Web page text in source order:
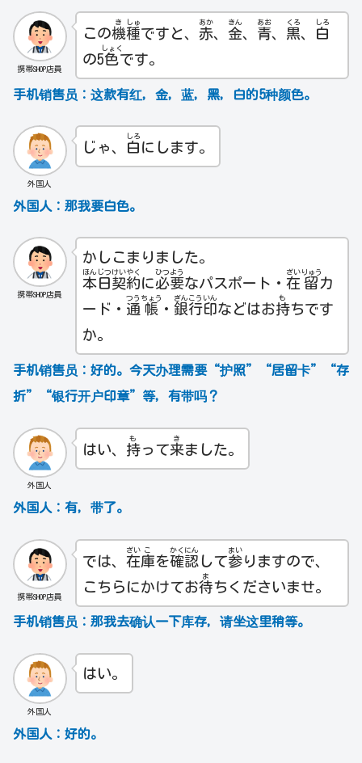
携帯SHOP店員
この機
き
種
しゅ
ですと、 赤
あか
、 金
きん
、 青
あお
、 黒
くろ
、 白
しろ
の5色
しょく
です。
手机销售员： 这款有红，金，蓝，黑，白的5种颜色。
外国人
じゃ、 白
しろ
にします。
外国人：那我要白色。
携帯SHOP店員
かしこまりました。
本
ほん
日
じつ
契
けい
約
やく
に必
ひつ
要
よう
なパスポート・ 在
ざい
留
りゅう
カ
ード・ 通
つう
帳
ちょう
・ 銀
ぎん
行
こう
印
いん
などはお持
も
ちです
か。
手机销售员： 好的。今天办理需要“护照”“居留卡”“存
折”“银行开户印章”等，有带吗？
外国人
はい、 持
も
って来
き
ました。
外国人：有，带了。
携帯SHOP店員
では、 在
ざい
庫
こ
を確
かく
認
にん
して参
まい
りますので、
こちらにかけてお待
ま
ちくださいませ。
手机销售员： 那我去确认一下库存，请坐这里稍等。
外国人
はい。
外国人：好的。